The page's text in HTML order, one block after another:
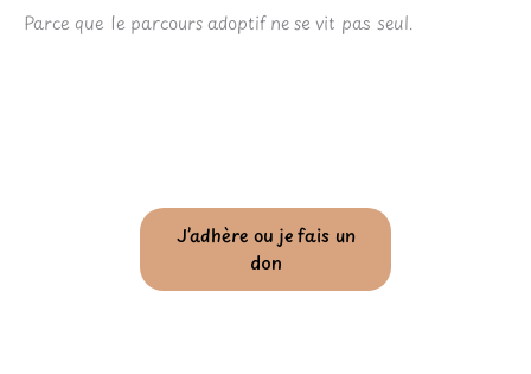
Parce que le parcours adoptif ne se vit pas seul.
J’adhère ou je fais un
don